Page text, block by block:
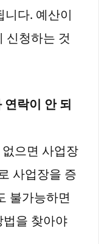
니다. 예산이
신청하는 것
락이 안 되
으면 사업장
사업장을 증
불가능하면
을 찾아야